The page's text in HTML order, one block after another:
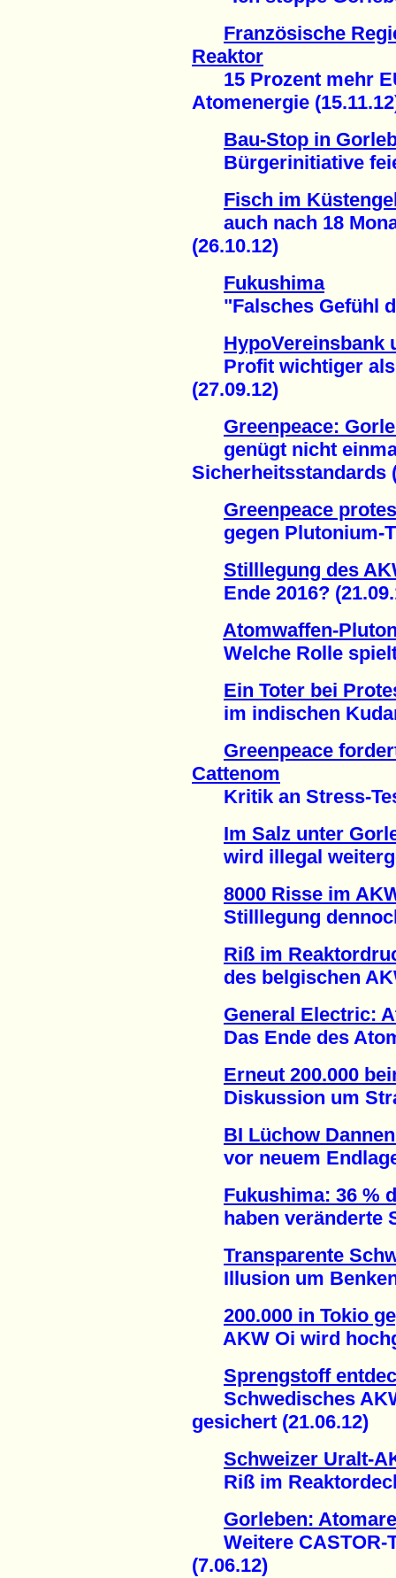
Französische
Reaktor
15 Prozent mehr
Atomenergie
Bau-Stop in
Bürgerinitiative
Fisch im
auch nach 18
(26.10.12)
Fukushima
"Falsches Gefühl
HypoVereinsbank
Profit wichtiger als
(27.09.12)
Greenpeace:
genügt nicht
Sicherheitsstandards
Greenpeace
gegen Plutonium-
Stilllegung des
Ende 2016?
Atomwaffen-
Welche Rolle
Ein Toter bei
im indischen
Greenpeace
Cattenom
Kritik an Stress-
Im Salz unter
wird illegal
8000 Risse im
Stilllegung
Riß im
des belgischen
General Electric:
Das Ende des
Erneut 200.000
Diskussion um
BI Lüchow
vor neuem
Fukushima: 36 %
haben veränderte
Transparente
Illusion um Benken
200.000 in Tokio
AKW Oi wird
Sprengstoff
Schwedisches
gesichert (21.06.12)
Schweizer Uralt-
Riß im
Gorleben:
Weitere CASTOR-
(7.06.12)